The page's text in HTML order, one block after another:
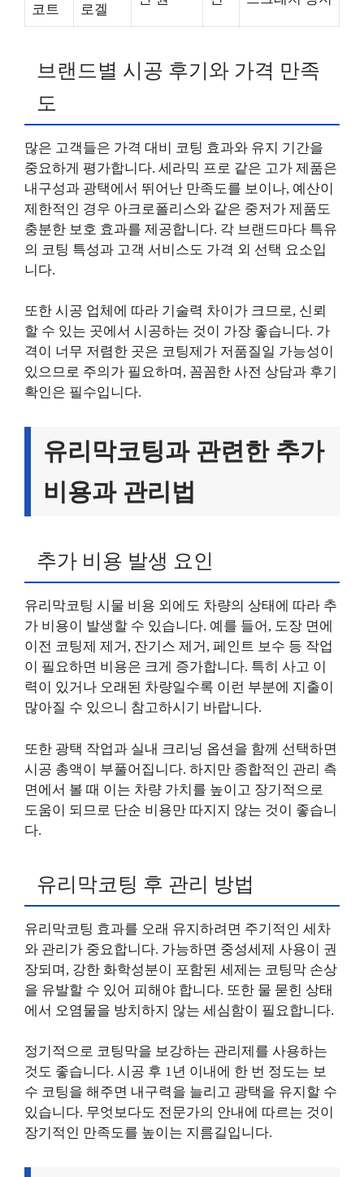
코트 로겔
브랜드별 시공 후기와 가격 만족
도
많은 고객들은 가격 대비 코팅 효과와 유지 기간을
중요하게 평가합니다. 세라믹 프로 같은 고가 제품은
내구성과 광택에서 뛰어난 만족도를 보이나, 예산이
제한적인 경우 아크로폴리스와 같은 중저가 제품도
충분한 보호 효과를 제공합니다. 각 브랜드마다 특유
의 코팅 특성과 고객 서비스도 가격 외 선택 요소입
니다.
또한 시공 업체에 따라 기술력 차이가 크므로, 신뢰
할 수 있는 곳에서 시공하는 것이 가장 좋습니다. 가
격이 너무 저렴한 곳은 코팅제가 저품질일 가능성이
있으므로 주의가 필요하며, 꼼꼼한 사전 상담과 후기
확인은 필수입니다.
유리막코팅과 관련한 추가
비용과 관리법
추가 비용 발생 요인
유리막코팅 시물 비용 외에도 차량의 상태에 따라 추
가 비용이 발생할 수 있습니다. 예를 들어, 도장 면에
이전 코팅제 제거, 잔기스 제거, 페인트 보수 등 작업
이 필요하면 비용은 크게 증가합니다. 특히 사고 이
력이 있거나 오래된 차량일수록 이런 부분에 지출이
많아질 수 있으니 참고하시기 바랍니다.
또한 광택 작업과 실내 크리닝 옵션을 함께 선택하면
시공 총액이 부풀어집니다. 하지만 종합적인 관리 측
면에서 볼 때 이는 차량 가치를 높이고 장기적으로
도움이 되므로 단순 비용만 따지지 않는 것이 좋습니
다.
유리막코팅 후 관리 방법
유리막코팅 효과를 오래 유지하려면 주기적인 세차
와 관리가 중요합니다. 가능하면 중성세제 사용이 권
장되며, 강한 화학성분이 포함된 세제는 코팅막 손상
을 유발할 수 있어 피해야 합니다. 또한 물 묻힌 상태
에서 오염물을 방치하지 않는 세심함이 필요합니다.
정기적으로 코팅막을 보강하는 관리제를 사용하는
것도 좋습니다. 시공 후 1년 이내에 한 번 정도는 보
수 코팅을 해주면 내구력을 늘리고 광택을 유지할 수
있습니다. 무엇보다도 전문가의 안내에 따르는 것이
장기적인 만족도를 높이는 지름길입니다.